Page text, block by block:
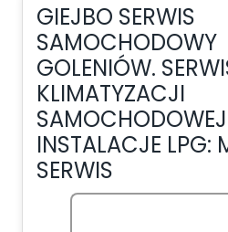
GIEJBO SERWIS
SAMOCHODOWY
GOLENIÓW.
KLIMATYZACJI
INSTALACJE LPG:
SERWIS